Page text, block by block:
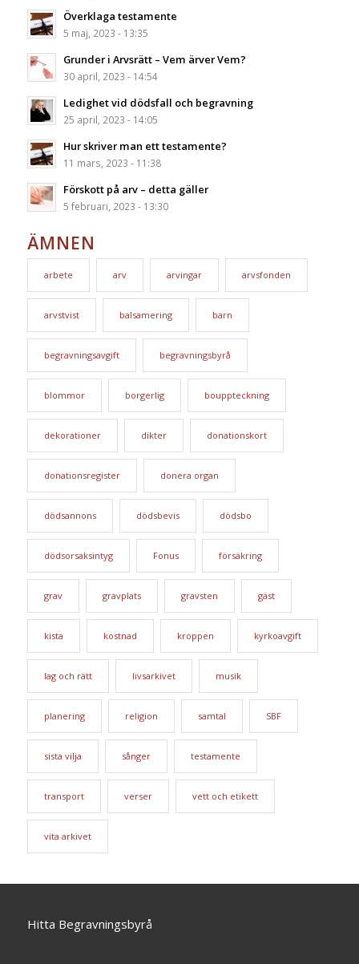
Överklaga testamente
5 maj, 2023 - 13:35
Grunder i Arvsrätt – Vem ärver Vem?
30 april, 2023 - 14:54
Ledighet vid dödsfall och begravning
25 april, 2023 - 14:05
Hur skriver man ett testamente?
11 mars, 2023 - 11:38
Förskott på arv – detta gäller
5 februari, 2023 - 13:30
ÄMNEN
arbete arv arvingar arvsfonden
arvstvist balsamering barn
begravningsavgift begravningsbyrå
blommor borgerlig bouppteckning
dekorationer dikter donationskort
donationsregister donera organ
dödsannons dödsbevis dödsbo
dödsorsaksintyg Fonus försäkring
grav gravplats gravsten gäst
kista kostnad kroppen kyrkoavgift
lag och rätt livsarkivet musik
planering religion samtal SBF
sista vilja sånger testamente
transport verser vett och etikett
vita arkivet
Hitta Begravningsbyrå